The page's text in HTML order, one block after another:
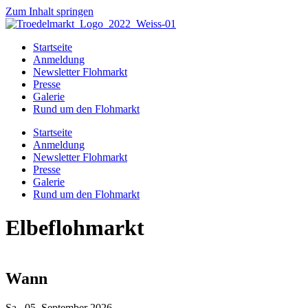
Zum Inhalt springen
Startseite
Anmeldung
Newsletter Flohmarkt
Presse
Galerie
Rund um den Flohmarkt
Startseite
Anmeldung
Newsletter Flohmarkt
Presse
Galerie
Rund um den Flohmarkt
Elbeflohmarkt
Wann